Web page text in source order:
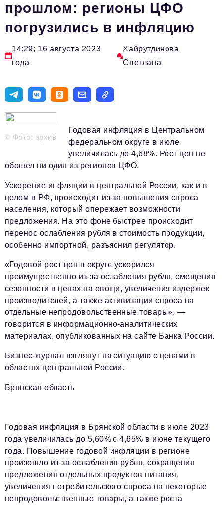
HR
Персона номера
Инфраструктура развития
Технологии и тренды
Импортозамещение
Мероприятия
Авторские материалы
Телефон редакции:+7 495 727-01-67
Электронные почты редакции:
Информационный отдел
info@business-magazine.online
Отдел рекламы
reklama@business-magazine.online
Отдел распространения/редакционная подписка
podpiska@business-magazine.online
Отдел по работе с партнерами
partner@business-magazine.online
прошлом: регионы ЦФО
погрузились в инфляцию
14:29; 16 августа 2023
года
Хайрутдинова
Светлана
© Фото: архив
Годовая инфляция в Центральном
федеральном округе в июле
увеличилась до 4,68%. Рост цен не
обошел ни один из регионов ЦФО.
Ускорение инфляции в центральной России, как и в
целом в РФ, происходит из-за повышения спроса
населения, который опережает возможности
предложения. На это фоне быстрее происходит
перенос ослабления рубля в стоимость продукции,
особенно импортной, разъяснил регулятор.
«Годовой рост цен в округе ускорился
преимущественно из-за ослабления рубля, смещения
сезонности в ценах на овощи, увеличения издержек
производителей, а также активизации спроса на
отдельные непродовольственные товары», —
говорится в информационно-аналитических
материалах, опубликованных на сайте Банка России.
Бизнес-журнал взглянут на ситуацию с ценами в
областях центральной России.
Брянская область
Годовая инфляция в Брянской области в июле 2023
года увеличилась до 5,60% с 4,65% в июне текущего
года. Повышение годовой инфляции в регионе
произошло из-за ослабления рубля, сокращения
предложения отдельных продуктов питания,
увеличения потребительского спроса на некоторые
непродовольственные товары, а также роста